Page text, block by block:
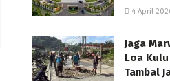
4 April
Jaga
Loa
Tambal